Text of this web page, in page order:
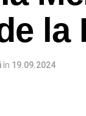
la
în 19.09.2024